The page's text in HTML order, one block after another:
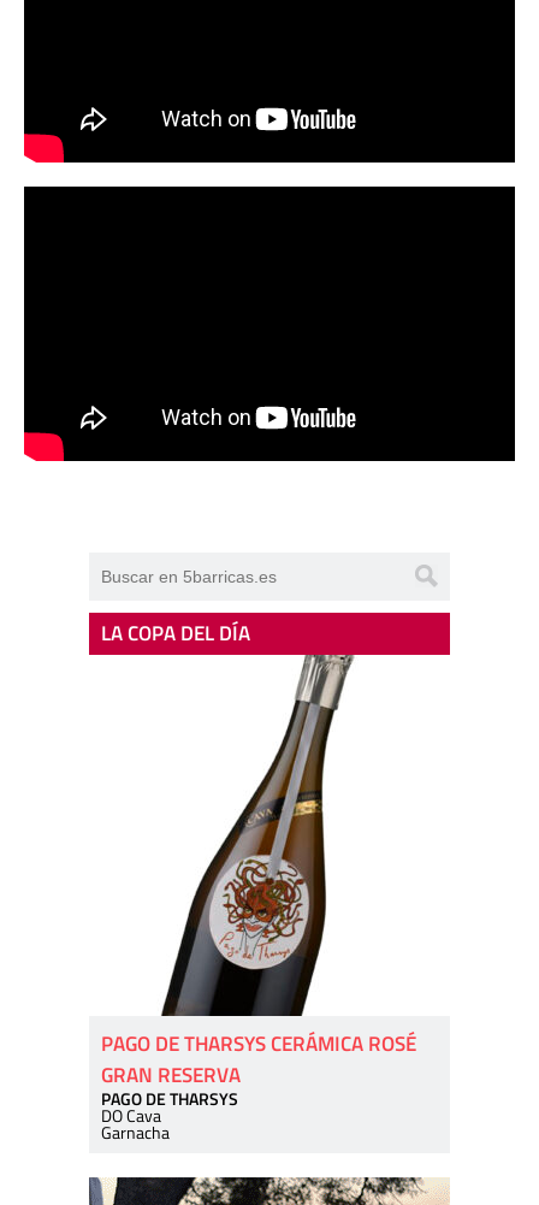
LA COPA DEL DÍA
PAGO DE THARSYS CERÁMICA ROSÉ
GRAN RESERVA
PAGO DE THARSYS
DO Cava
Garnacha